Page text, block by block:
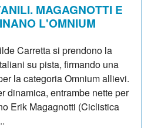
MAGAGNOTTI E
L'OMNIUM
Carretta si prendono la
su pista, firmando una
la categoria Omnium allievi.
dinamica, entrambe nette per
Erik Magagnotti (Ciclistica